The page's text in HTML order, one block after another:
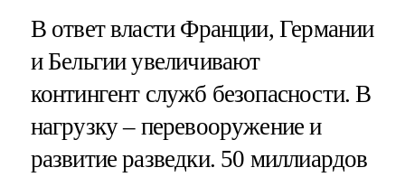
В ответ власти Франции, Германии
и Бельгии увеличивают
контингент служб безопасности. В
нагрузку – перевооружение и
развитие разведки. 50 миллиардов